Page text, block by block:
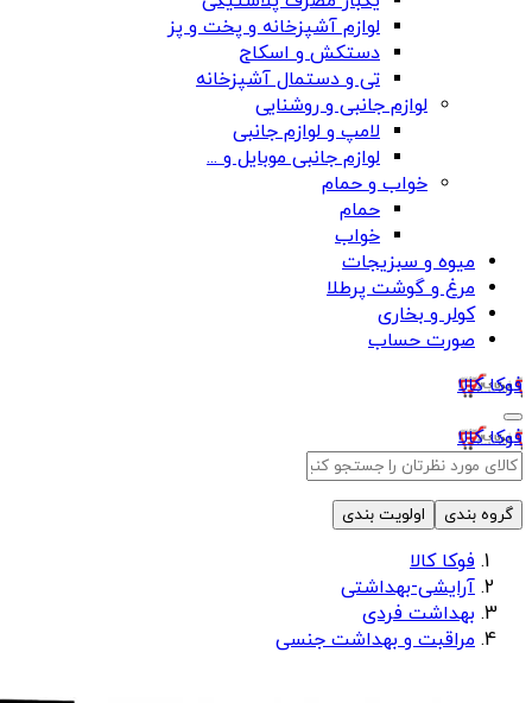
لوازم آشپزخانه و پخت و پز
دستکش و اسکاج
تی و دستمال آشپزخانه
لوازم جانبی و روشنایی
لامپ و لوازم جانبی
لوازم جانبی موبایل و ...
خواب و حمام
حمام
خواب
میوه و سبزیجات
مرغ و گوشت پرطلا
کولر و بخاری
صورت حساب
فوکا کالا
فوکا کالا
گروه بندی اولویت بندی
فوکا کالا
آرایشی-بهداشتی
بهداشت فردی
مراقبت و بهداشت جنسی